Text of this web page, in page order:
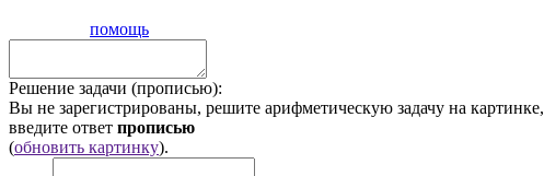
помощь
Решение задачи (прописью):
Вы не зарегистрированы, решите арифметическую задачу на картинке,
введите ответ прописью
(обновить картинку).